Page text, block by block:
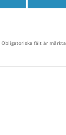
Obligatoriska fält är märkta